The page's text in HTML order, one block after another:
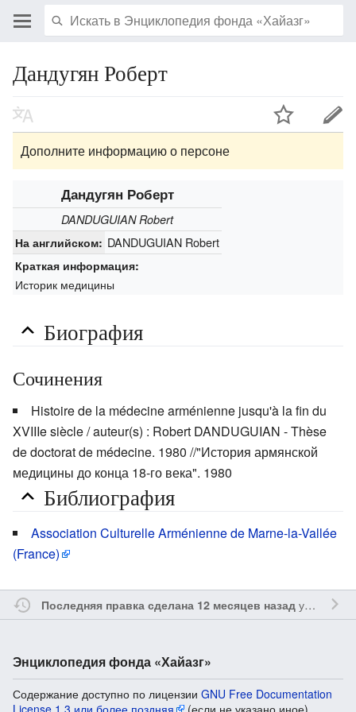
Дандугян Роберт
Дополните информацию о персоне
Дандугян Роберт
DANDUGUIAN Robert
На английском: DANDUGUIAN Robert
Краткая информация:
Историк медицины
Биография
Сочинения
Histoire de la médecine arménienne jusqu'à la fin du
XVIIIe siècle / auteur(s) : Robert DANDUGUIAN - Thèse
de doctorat de médecine. 1980 //"История армянской
медицины до конца 18-го века". 1980
Библиография
Association Culturelle Arménienne de Marne-la-Vallée
(France)
Последняя правка сделана 12 месяцев назадучастником
Энциклопедия фонда «Хайазг»
Содержание доступно по лицензии GNU Free Documentation
License 1.3 или более поздняя
(если не указано иное).